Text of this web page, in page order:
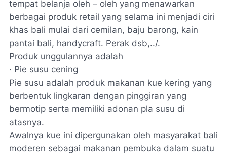
tempat belanja oleh – oleh yang menawarkan
berbagai produk retail yang selama ini menjadi ciri
khas bali mulai dari cemilan, baju barong, kain
pantai bali, handycraft. Perak dsb,../.
Produk unggulannya adalah
· Pie susu cening
Pie susu adalah produk makanan kue kering yang
berbentuk lingkaran dengan pinggiran yang
bermotip serta memiliki adonan pla susu di
atasnya.
Awalnya kue ini dipergunakan oleh masyarakat bali
moderen sebagai makanan pembuka dalam suatu